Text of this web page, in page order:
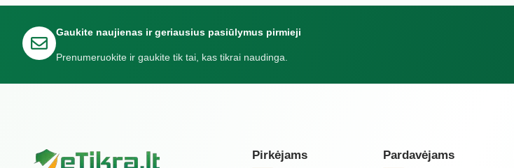
Gaukite naujienas ir geriausius pasiūlymus pirmieji
Prenumeruokite ir gaukite tik tai, kas tikrai naudinga.
Pirkėjams Pardavėjams